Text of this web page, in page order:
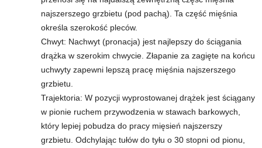
najszerszego grzbietu (pod pachą). Ta część mięśnia
określa szerokość pleców.
Chwyt: Nachwyt (pronacja) jest najlepszy do ściągania
drążka w szerokim chwycie. Złapanie za zagięte na końcu
uchwyty zapewni lepszą pracę mięśnia najszerszego
grzbietu.
Trajektoria: W pozycji wyprostowanej drążek jest ściągany
w pionie ruchem przywodzenia w stawach barkowych,
który lepiej pobudza do pracy mięsień najszerszy
grzbietu. Odchylając tułów do tyłu o 30 stopni od pionu,